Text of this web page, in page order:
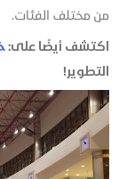
من مختلف الفئات.
اكتشف أيضًا على:
التطوير!